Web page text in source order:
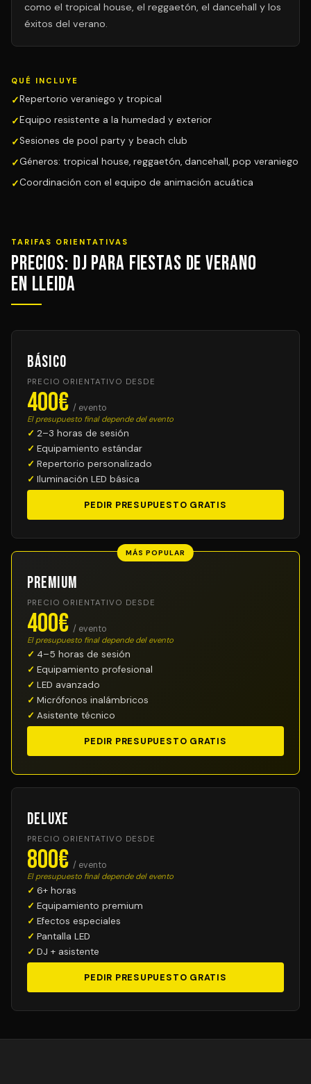
como el tropical house, el reggaetón, el dancehall y los
éxitos del verano.
QUÉ INCLUYE
Repertorio veraniego y tropical
Equipo resistente a la humedad y exterior
Sesiones de pool party y beach club
Géneros: tropical house, reggaetón, dancehall, pop veraniego
Coordinación con el equipo de animación acuática
TARIFAS ORIENTATIVAS
Precios: DJ para Fiestas de Verano
en Lleida
Básico
PRECIO ORIENTATIVO DESDE
400€ / evento
El presupuesto final depende del evento
2–3 horas de sesión
Equipamiento estándar
Repertorio personalizado
Iluminación LED básica
PEDIR PRESUPUESTO GRATIS
MÁS POPULAR
Premium
PRECIO ORIENTATIVO DESDE
400€ / evento
El presupuesto final depende del evento
4–5 horas de sesión
Equipamiento profesional
LED avanzado
Micrófonos inalámbricos
Asistente técnico
PEDIR PRESUPUESTO GRATIS
Deluxe
PRECIO ORIENTATIVO DESDE
800€ / evento
El presupuesto final depende del evento
6+ horas
Equipamiento premium
Efectos especiales
Pantalla LED
DJ + asistente
PEDIR PRESUPUESTO GRATIS